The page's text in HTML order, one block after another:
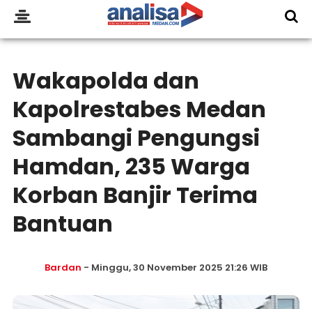
Wakapolda dan
Kapolrestabes Medan
Sambangi Pengungsi
Hamdan, 235 Warga
Korban Banjir Terima
Bantuan
Bardan - Minggu, 30 November 2025 21:26 WIB